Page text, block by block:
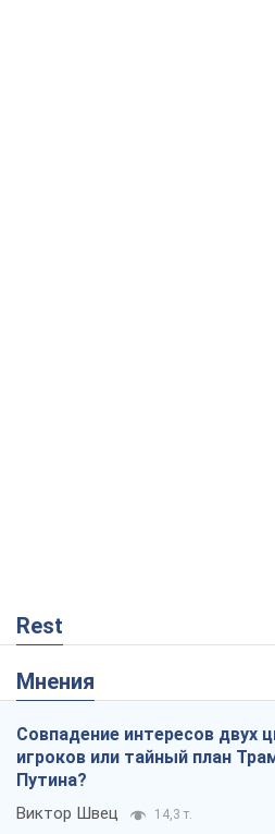
Rest
Мнения
Совпадение интересов двух
игроков или тайный план
Путина?
Виктор Швец 14,3 т.